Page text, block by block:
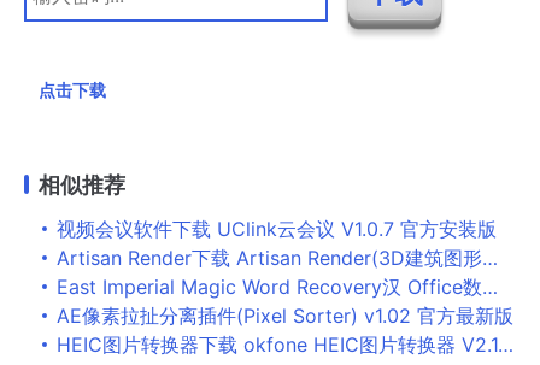
点击下载
相似推荐
视频会议软件下载 UClink云会议 V1.0.7 官方安装版
Artisan Render下载 Artisan Render(3D建筑图形设计软件) v1.0 特别免费版(附激活教程+补丁)
East Imperial Magic Word Recovery汉 Office数据恢复软件East Imperial Magic Word Recovery v4.2 中文破解版 附激活教程
AE像素拉扯分离插件(Pixel Sorter) v1.02 官方最新版
HEIC图片转换器下载 okfone HEIC图片转换器 V2.1.5 官方安装版